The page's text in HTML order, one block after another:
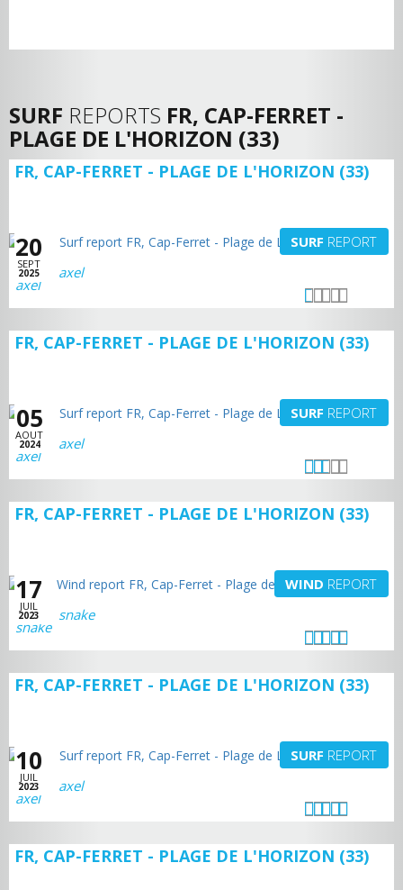
SURF REPORTS FR, CAP-FERRET -
PLAGE DE L'HORIZON (33)
FR, CAP-FERRET - PLAGE DE L'HORIZON (33)
20
SEPT
2025
SURF REPORT
axel
FR, CAP-FERRET - PLAGE DE L'HORIZON (33)
05
AOUT
2024
SURF REPORT
axel
FR, CAP-FERRET - PLAGE DE L'HORIZON (33)
17
JUIL
2023
WIND REPORT
snake
FR, CAP-FERRET - PLAGE DE L'HORIZON (33)
10
JUIL
2023
SURF REPORT
axel
FR, CAP-FERRET - PLAGE DE L'HORIZON (33)